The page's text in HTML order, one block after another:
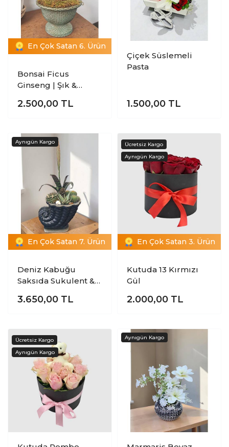
En Çok Satan 6. Ürün
Bonsai Ficus
Ginseng | Şık &
2.500,00 TL
Çiçek Süslemeli
Pasta
1.500,00 TL
En Çok Satan 7. Ürün
Deniz Kabuğu
Saksıda Sukulent &
Özel Tasarım Bitki
3.650,00 TL
En Çok Satan 3. Ürün
Kutuda 13 Kırmızı
Gül
2.000,00 TL